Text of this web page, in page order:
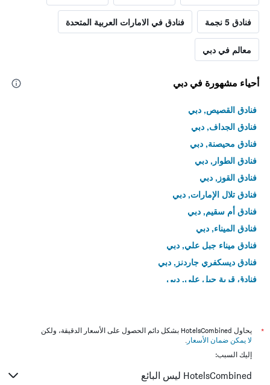
فنادق 5 نجمة فنادق في الامارات العربية المتحدة
معالم في دبي
أحياء مشهورة في دبي
فنادق القصيص, دبي
فنادق الجداف, دبي
فنادق محيصنة, دبي
فنادق الطوار, دبي
فنادق القوز, دبي
فنادق تلال الإمارات, دبي
فنادق أم سقيم, دبي
فنادق الميناء, دبي
فنادق ميناء جبل علي, دبي
فنادق ديسكفري جاردنز, دبي
فنادق قرية جبل علي, دبي
فنادق بر دبي, دبي
فنادق ديرة, دبي
فنادق Dubai Marina, دبي
*
يحاول HotelsCombined بشكل دائم الحصول على الأسعار الدقيقة، ولكن
لا يمكن ضمان الأسعار .
إليك السبب:
HotelsCombined ليس البائع